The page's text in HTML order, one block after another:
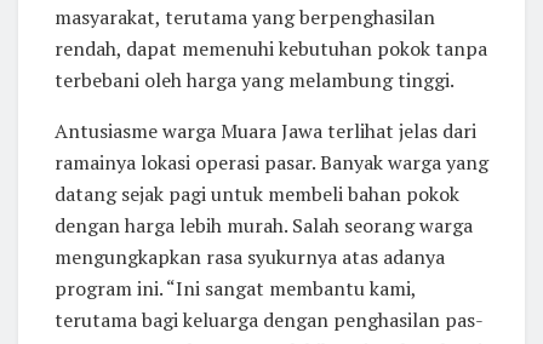
masyarakat, terutama yang berpenghasilan
rendah, dapat memenuhi kebutuhan pokok tanpa
terbebani oleh harga yang melambung tinggi.
Antusiasme warga Muara Jawa terlihat jelas dari
ramainya lokasi operasi pasar. Banyak warga yang
datang sejak pagi untuk membeli bahan pokok
dengan harga lebih murah. Salah seorang warga
mengungkapkan rasa syukurnya atas adanya
program ini. “Ini sangat membantu kami,
terutama bagi keluarga dengan penghasilan pas-